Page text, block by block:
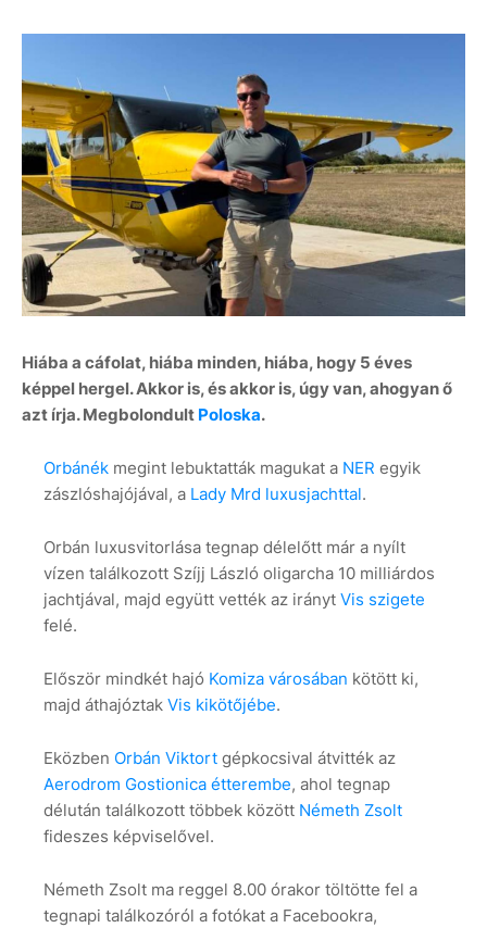
Hiába a cáfolat, hiába minden, hiába, hogy 5 éves
képpel hergel. Akkor is, és akkor is, úgy van, ahogyan ő
azt írja. Megbolondult Poloska.
Orbánék megint lebuktatták magukat a NER egyik
zászlóshajójával, a Lady Mrd luxusjachttal.
Orbán luxusvitorlása tegnap délelőtt már a nyílt
vízen találkozott Szíjj László oligarcha 10 milliárdos
jachtjával, majd együtt vették az irányt Vis szigete
felé.
Először mindkét hajó Komiza városában kötött ki,
majd áthajóztak Vis kikötőjébe.
Eközben Orbán Viktort gépkocsival átvitték az
Aerodrom Gostionica étterembe, ahol tegnap
délután találkozott többek között Németh Zsolt
fideszes képviselővel.
Németh Zsolt ma reggel 8.00 órakor töltötte fel a
tegnapi találkozóról a fotókat a Facebookra,